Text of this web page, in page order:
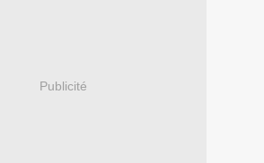
Publicité